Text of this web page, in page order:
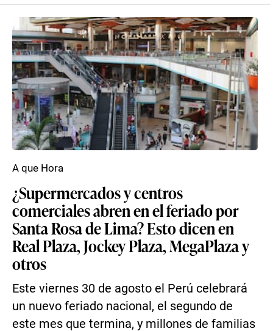
¿Supermercados y centros
comerciales abren en el feriado por
Santa Rosa de Lima? Esto dicen en
Real Plaza, Jockey Plaza, MegaPlaza y
otros
Este viernes 30 de agosto el Perú celebrará
un nuevo feriado nacional, el segundo de
este mes que termina, y millones de familias
A que Hora